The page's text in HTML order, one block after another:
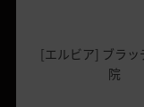
[エルビア] ブラッ
院